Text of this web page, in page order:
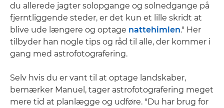
du allerede jagter solopgange og solnedgange på
fjerntliggende steder, er det kun et lille skridt at
blive ude længere og optage nattehimlen." Her
tilbyder han nogle tips og råd til alle, der kommer i
gang med astrofotografering.
Selv hvis du er vant til at optage landskaber,
bemærker Manuel, tager astrofotografering meget
mere tid at planlægge og udføre. "Du har brug for